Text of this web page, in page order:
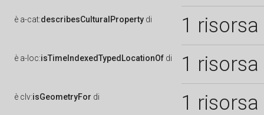
è a-cat:describesCulturalProperty di 1 risorsa
è a-loc:isTimeIndexedTypedLocationOf di 1 risorsa
è clv:isGeometryFor di 1 risorsa